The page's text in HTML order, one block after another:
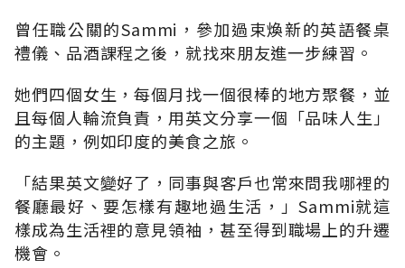
曾任職公關的Sammi，參加過束煥新的英語餐桌
禮儀、品酒課程之後，就找來朋友進一步練習。
她們四個女生，每個月找一個很棒的地方聚餐，並
且每個人輪流負責，用英文分享一個「品味人生」
的主題，例如印度的美食之旅。
「結果英文變好了，同事與客戶也常來問我哪裡的
餐廳最好、要怎樣有趣地過生活，」Sammi就這
樣成為生活裡的意見領袖，甚至得到職場上的升遷
機會。